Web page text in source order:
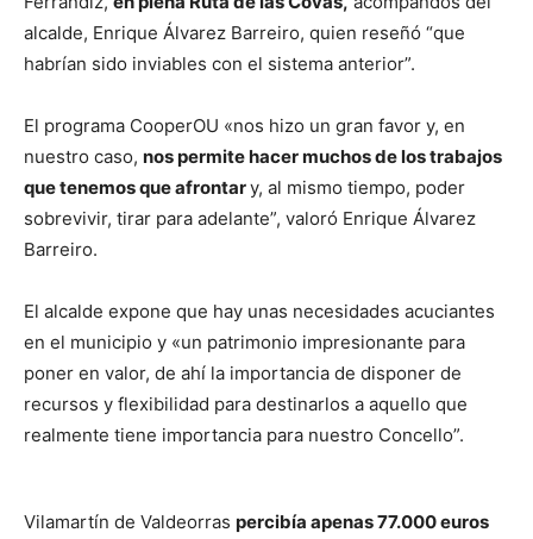
alcalde, Enrique Álvarez Barreiro, quien reseñó “que
habrían sido inviables con el sistema anterior”.
El programa CooperOU «nos hizo un gran favor y, en
nuestro caso, nos permite hacer muchos de los trabajos
que tenemos que afrontary, al mismo tiempo, poder
sobrevivir, tirar para adelante”, valoró Enrique Álvarez
Barreiro.
El alcalde expone que hay unas necesidades acuciantes
en el municipio y «un patrimonio impresionante para
poner en valor, de ahí la importancia de disponer de
recursos y flexibilidad para destinarlos a aquello que
realmente tiene importancia para nuestro Concello”.
Vilamartín de Valdeorras percibía apenas 77.000 euros